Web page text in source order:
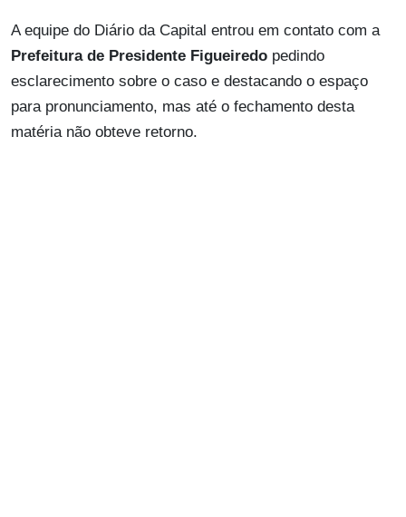
A equipe do Diário da Capital entrou em contato com a
Prefeitura de Presidente Figueiredo pedindo
esclarecimento sobre o caso e destacando o espaço
para pronunciamento, mas até o fechamento desta
matéria não obteve retorno.